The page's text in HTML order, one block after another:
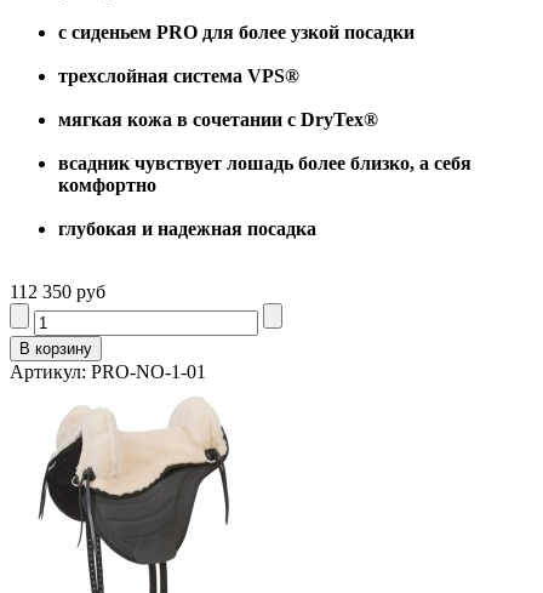
с сиденьем PRO для более узкой посадки
трехслойная система VPS®
мягкая кожа в сочетании с DryTex®
всадник чувствует лошадь более близко, а себя
комфортно
глубокая и надежная посадка
112 350 руб
Артикул: PRO-NO-1-01